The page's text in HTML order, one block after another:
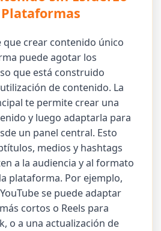
que crear contenido único
puede agotar los
que está construido
de contenido. La
te permite crear una
y luego adaptarla para
un panel central. Esto
medios y hashtags
a la audiencia y al formato
plataforma. Por ejemplo,
se puede adaptar
cortos o Reels para
o a una actualización de